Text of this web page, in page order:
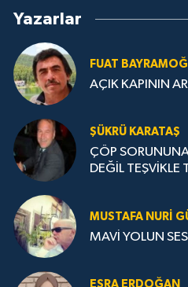
Yazarlar
FUAT
AÇIK KAPININ
ŞÜKRÜ KARATAŞ
ÇÖP
DEĞİL TEŞVİKLE
MUSTAFA NURI
MAVİ YOLUN
ESRA ERDOĞAN